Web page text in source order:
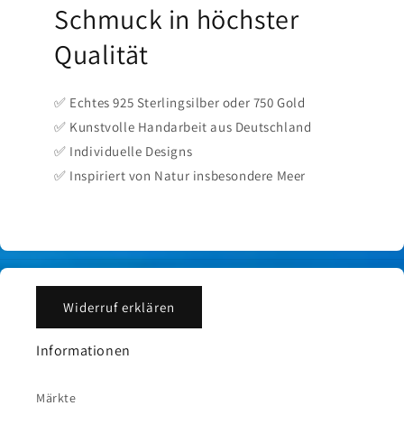
Schmuck in höchster
Qualität
✅ Echtes 925 Sterlingsilber oder 750 Gold
✅ Kunstvolle Handarbeit aus Deutschland
✅ Individuelle Designs
✅ Inspiriert von Natur insbesondere Meer
Widerruf erklären
Informationen
Märkte